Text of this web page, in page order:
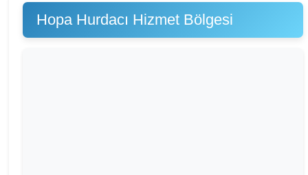
Hopa Hurdacı Hizmet Bölgesi